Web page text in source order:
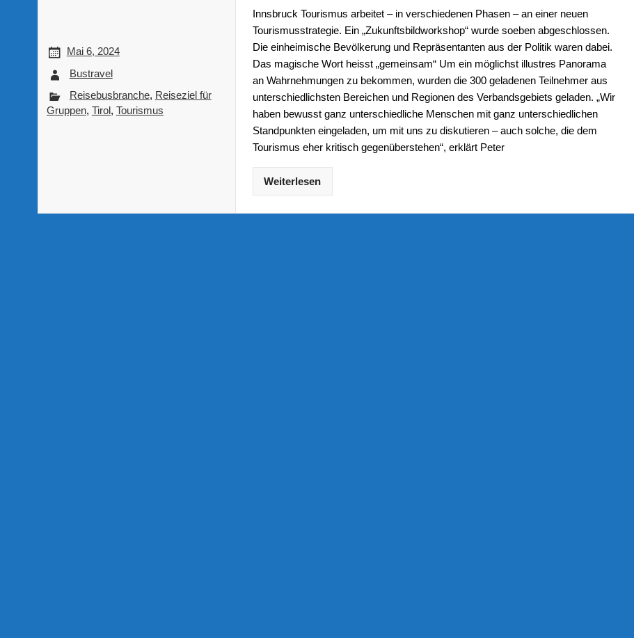
Mai 6, 2024
Bustravel
Reisebusbranche, Reiseziel für
Gruppen, Tirol, Tourismus
Innsbruck Tourismus arbeitet – in verschiedenen Phasen – an einer neuen
Tourismusstrategie. Ein „Zukunftsbildworkshop“ wurde soeben abgeschlossen.
Die einheimische Bevölkerung und Repräsentanten aus der Politik waren dabei.
Das magische Wort heisst „gemeinsam“ Um ein möglichst illustres Panorama
an Wahrnehmungen zu bekommen, wurden die 300 geladenen Teilnehmer aus
unterschiedlichsten Bereichen und Regionen des Verbandsgebiets geladen. „Wir
haben bewusst ganz unterschiedliche Menschen mit ganz unterschiedlichen
Standpunkten eingeladen, um mit uns zu diskutieren – auch solche, die dem
Tourismus eher kritisch gegenüberstehen“, erklärt Peter
Weiterlesen